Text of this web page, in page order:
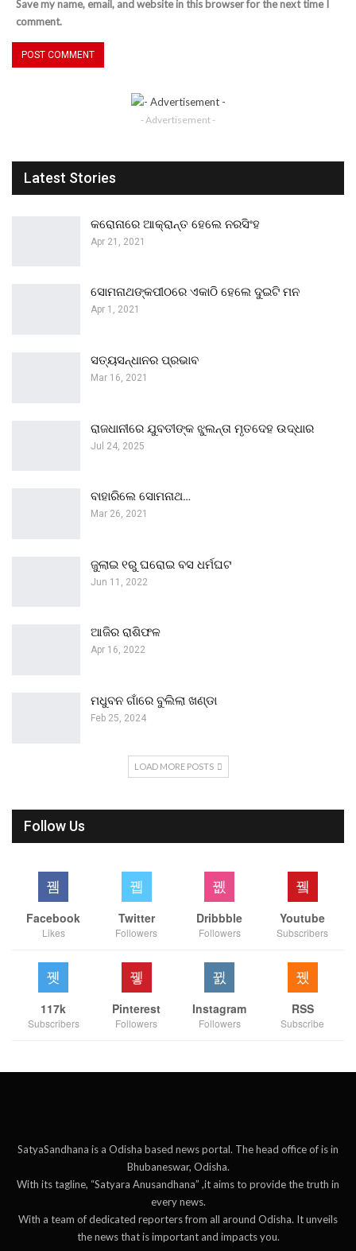
Save my name, email, and website in this browser for the next time I
comment.
- Advertisement -
Latest Stories
କରୋନାରେ ଆକ୍ରାନ୍ତ ହେଲେ ନରସିଂହ
Apr 21, 2021
ସୋମନାଥଙ୍କପୀଠରେ ଏକାଠି ହେଲେ ଦୁଇଟି ମନ
Apr 1, 2021
ସତ୍ୟସନ୍ଧାନର ପ୍ରଭାବ
Mar 16, 2021
ରାଜଧାନୀରେ ଯୁବତୀଙ୍କ ଝୁଲନ୍ତା ମୃତଦେହ ଉଦ୍ଧାର
Jul 24, 2025
ବାହାରିଲେ ସୋମନାଥ…
Mar 26, 2021
ଜୁଲାଇ ୧ରୁ ଘରୋଇ ବସ ଧର୍ମଘଟ
Jun 11, 2022
ଆଜିର ରାଶିଫଳ
Apr 16, 2022
ମଧୁବନ ଗାଁରେ ବୁଲିଲା ଖଣ୍ଡା
Feb 25, 2024
LOAD MORE POSTS
Follow Us
Facebook
Likes
Twitter
Followers
Dribbble
Followers
Youtube
Subscribers
117k
Subscribers
Pinterest
Followers
Instagram
Followers
RSS
Subscribe
SatyaSandhana is a Odisha based news portal. The head office of is in
Bhubaneswar, Odisha.
With its tagline, “Satyara Anusandhana” ,it aims to provide the truth in
every news.
With a team of dedicated reporters from all around Odisha. It unveils
the news that is important and impacts you.